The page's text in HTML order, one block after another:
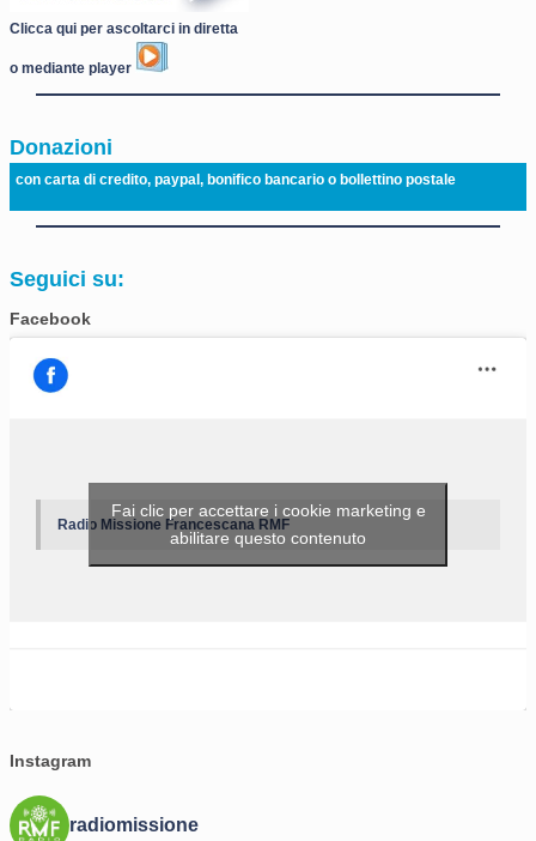
Clicca qui per ascoltarci in diretta
o mediante player
Donazioni
con carta di credito, paypal, bonifico bancario o bollettino postale
Seguici su:
Facebook
Radio Missione Francescana RMF
Fai clic per accettare i cookie marketing e
abilitare questo contenuto
Instagram
radiomissione